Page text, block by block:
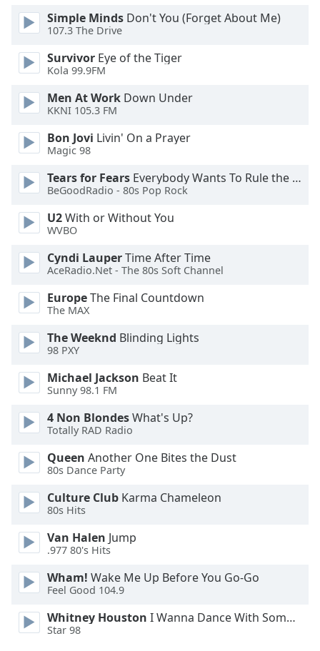
dialog
window.
Escape
and
close
window.
Text
Color
Opacity
Text
Background
Color
Opacity
Caption
Background
Color
Size
Text
Edge
Style
Simple Minds Don't You (Forget About Me)
107.3 The Drive
Survivor Eye of the Tiger
Kola 99.9FM
Men At Work Down Under
KKNI 105.3 FM
Bon Jovi Livin' On a Prayer
Magic 98
Tears for Fears Everybody Wants To Rule the World
BeGoodRadio - 80s Pop Rock
U2With or Without You
WVBO
Cyndi LauperTime After Time
AceRadio.Net - The 80s Soft Channel
EuropeThe Final Countdown
The MAX
The Weeknd Blinding Lights
98 PXY
Michael Jackson Beat It
Sunny 98.1 FM
4 Non BlondesWhat's Up?
Totally RAD Radio
Queen Another One Bites the Dust
80s Dance Party
Culture Club Karma Chameleon
80s Hits
Van Halen Jump
.977 80's Hits
Wham! Wake Me Up Before You Go-Go
Feel Good 104.9
Whitney Houston I Wanna Dance With Somebody
Star 98